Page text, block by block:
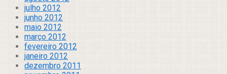
julho 2012
junho 2012
maio 2012
março 2012
fevereiro 2012
janeiro 2012
dezembro 2011